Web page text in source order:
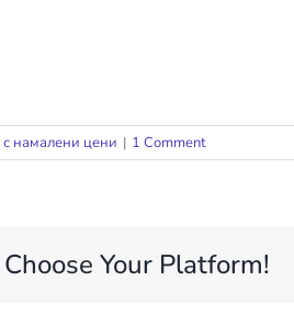
намалени цени | 1 Comment
Your Platform!